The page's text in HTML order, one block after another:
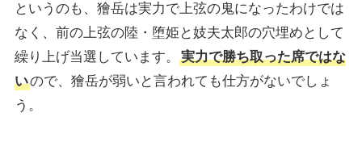
というのも、獪岳は実力で上弦の鬼になったわけでは
なく、前の上弦の陸・堕姫と妓夫太郎の穴埋めとして
繰り上げ当選しています。
実力で勝ち取った席ではな
いので、獪岳が弱いと言われても仕方がないでしょ
う。